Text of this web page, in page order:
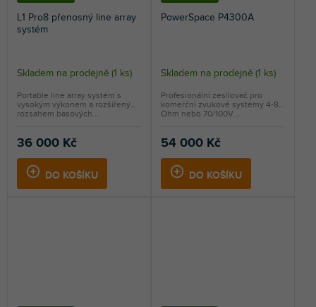
L1 Pro8 přenosný line array
systém
Skladem na prodejně (1 ks)
36 000 Kč
DO KOŠÍKU
Portable line array systém s
vysokým výkonem a rozšířeným
rozsahem basových...
PowerSpace P4300A
Skladem na prodejně (1 ks)
54 000 Kč
DO KOŠÍKU
Profesionální zesilovač pro
komerční zvukové systémy 4-8
Ohm nebo 70/100V....